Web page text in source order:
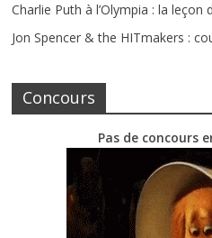
Charlie Puth à l’Olympia : la
Jon Spencer & the HITmakers :
Concours
Pas de concours